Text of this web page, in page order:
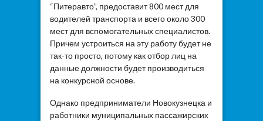
“Питеравто”, предоставит 800 мест для
водителей транспорта и всего около 300
мест для вспомогательных специалистов.
Причем устроиться на эту работу будет не
так-то просто, потому как отбор лиц на
данные должности будет производиться
на конкурсной основе.
Однако предприниматели Новокузнецка и
работники муниципальных пассажирских